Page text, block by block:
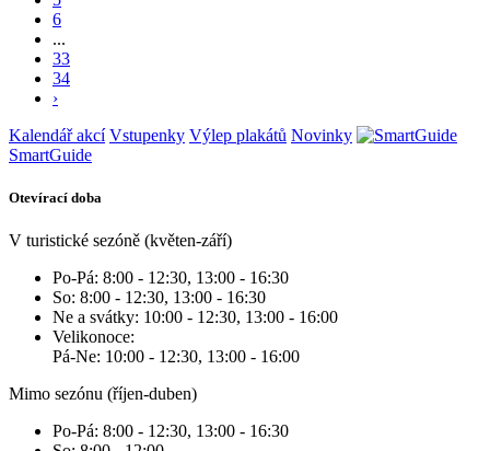
6
...
33
34
›
Kalendář akcí Vstupenky Výlep plakátů Novinky
SmartGuide
Otevírací doba
V turistické sezóně (květen-září)
Po-Pá: 8:00 - 12:30, 13:00 - 16:30
So: 8:00 - 12:30, 13:00 - 16:30
Ne a svátky: 10:00 - 12:30, 13:00 - 16:00
Velikonoce:
Pá-Ne: 10:00 - 12:30, 13:00 - 16:00
Mimo sezónu (říjen-duben)
Po-Pá: 8:00 - 12:30, 13:00 - 16:30